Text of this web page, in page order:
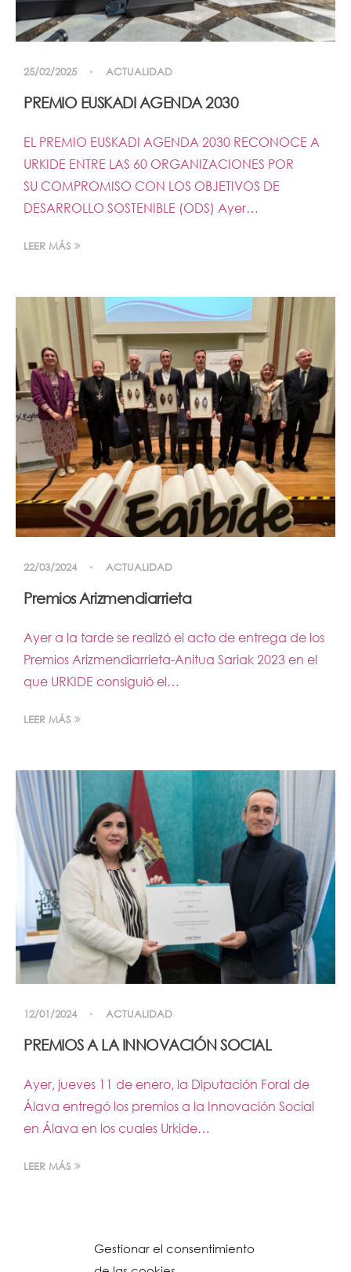
Gestionar el consentimiento
25/02/2025 ACTUALIDAD
PREMIO EUSKADI AGENDA 2030
EL PREMIO EUSKADI AGENDA 2030 RECONOCE A
URKIDE ENTRE LAS 60 ORGANIZACIONES POR
SU COMPROMISO CON LOS OBJETIVOS DE
DESARROLLO SOSTENIBLE (ODS) Ayer…
LEER MÁS
22/03/2024 ACTUALIDAD
Premios Arizmendiarrieta
Ayer a la tarde se realizó el acto de entrega de los
Premios Arizmendiarrieta-Anitua Sariak 2023 en el
que URKIDE consiguió el…
LEER MÁS
12/01/2024 ACTUALIDAD
PREMIOS A LA INNOVACIÓN SOCIAL
Ayer, jueves 11 de enero, la Diputación Foral de
Álava entregó los premios a la Innovación Social
en Álava en los cuales Urkide…
LEER MÁS